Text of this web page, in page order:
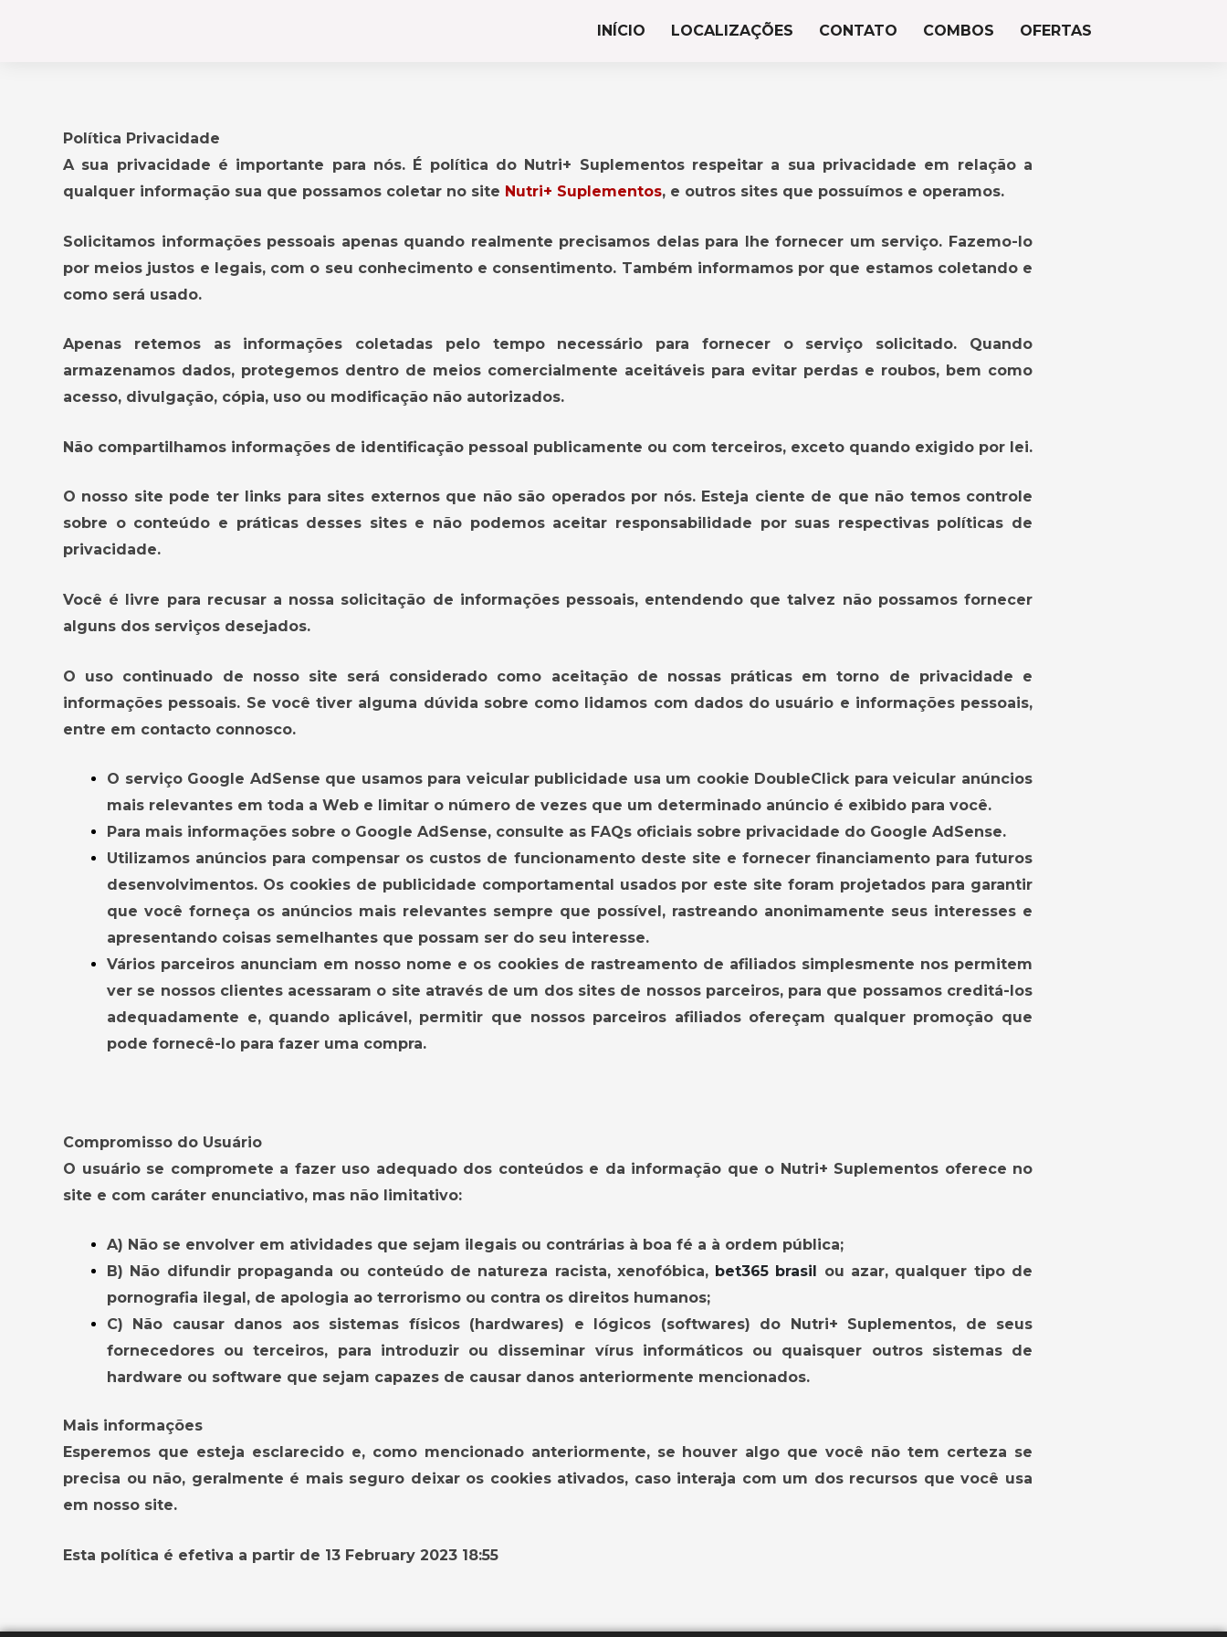
INÍCIO LOCALIZAÇÕES CONTATO COMBOS OFERTAS
Política Privacidade
A sua privacidade é importante para nós. É política do Nutri+ Suplementos respeitar a sua privacidade em relação a
qualquer informação sua que possamos coletar no site Nutri+ Suplementos, e outros sites que possuímos e operamos.
Solicitamos informações pessoais apenas quando realmente precisamos delas para lhe fornecer um serviço. Fazemo-lo
por meios justos e legais, com o seu conhecimento e consentimento. Também informamos por que estamos coletando e
como será usado.
Apenas retemos as informações coletadas pelo tempo necessário para fornecer o serviço solicitado. Quando
armazenamos dados, protegemos dentro de meios comercialmente aceitáveis ​​para evitar perdas e roubos, bem como
acesso, divulgação, cópia, uso ou modificação não autorizados.
Não compartilhamos informações de identificação pessoal publicamente ou com terceiros, exceto quando exigido por lei.
O nosso site pode ter links para sites externos que não são operados por nós. Esteja ciente de que não temos controle
sobre o conteúdo e práticas desses sites e não podemos aceitar responsabilidade por suas respectivas políticas de
privacidade.
Você é livre para recusar a nossa solicitação de informações pessoais, entendendo que talvez não possamos fornecer
alguns dos serviços desejados.
O uso continuado de nosso site será considerado como aceitação de nossas práticas em torno de privacidade e
informações pessoais. Se você tiver alguma dúvida sobre como lidamos com dados do usuário e informações pessoais,
entre em contacto connosco.
O serviço Google AdSense que usamos para veicular publicidade usa um cookie DoubleClick para veicular anúncios
mais relevantes em toda a Web e limitar o número de vezes que um determinado anúncio é exibido para você.
Para mais informações sobre o Google AdSense, consulte as FAQs oficiais sobre privacidade do Google AdSense.
Utilizamos anúncios para compensar os custos de funcionamento deste site e fornecer financiamento para futuros
desenvolvimentos. Os cookies de publicidade comportamental usados ​​por este site foram projetados para garantir
que você forneça os anúncios mais relevantes sempre que possível, rastreando anonimamente seus interesses e
apresentando coisas semelhantes que possam ser do seu interesse.
Vários parceiros anunciam em nosso nome e os cookies de rastreamento de afiliados simplesmente nos permitem
ver se nossos clientes acessaram o site através de um dos sites de nossos parceiros, para que possamos creditá-los
adequadamente e, quando aplicável, permitir que nossos parceiros afiliados ofereçam qualquer promoção que
pode fornecê-lo para fazer uma compra.
Compromisso do Usuário
O usuário se compromete a fazer uso adequado dos conteúdos e da informação que o Nutri+ Suplementos oferece no
site e com caráter enunciativo, mas não limitativo:
A) Não se envolver em atividades que sejam ilegais ou contrárias à boa fé a à ordem pública;
B) Não difundir propaganda ou conteúdo de natureza racista, xenofóbica, bet365 brasil
ou azar, qualquer tipo de
pornografia ilegal, de apologia ao terrorismo ou contra os direitos humanos;
C) Não causar danos aos sistemas físicos (hardwares) e lógicos (softwares) do Nutri+ Suplementos, de seus
fornecedores ou terceiros, para introduzir ou disseminar vírus informáticos ou quaisquer outros sistemas de
hardware ou software que sejam capazes de causar danos anteriormente mencionados.
Mais informações
Esperemos que esteja esclarecido e, como mencionado anteriormente, se houver algo que você não tem certeza se
precisa ou não, geralmente é mais seguro deixar os cookies ativados, caso interaja com um dos recursos que você usa
em nosso site.
Esta política é efetiva a partir de 13 February 2023 18:55